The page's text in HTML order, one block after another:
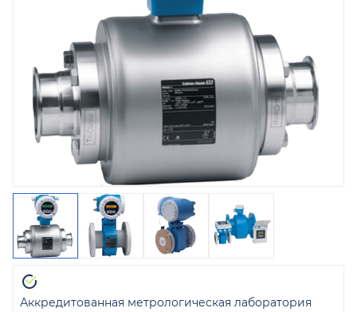
Аккредитованная метрологическая лаборатория